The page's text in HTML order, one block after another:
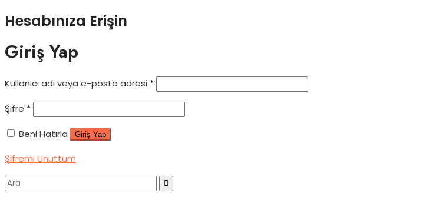
Hesabınıza Erişin
Giriş Yap
Kullanıcı adı veya e-posta adresi *
Şifre *
Beni Hatırla Giriş Yap
Şifremi Unuttum